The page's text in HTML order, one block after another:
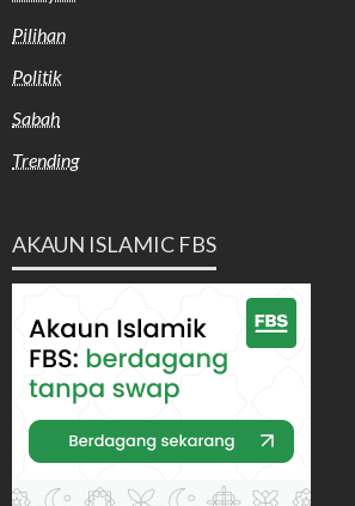
Pilihan
Politik
Sabah
Trending
AKAUN ISLAMIC FBS